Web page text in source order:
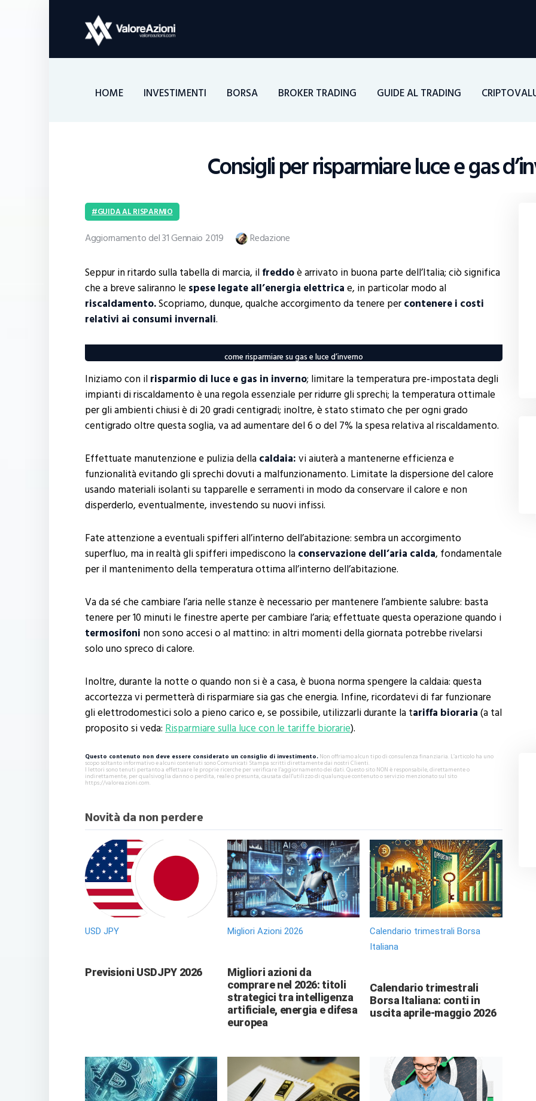
HOME INVESTIMENTI BORSA BROKER TRADING GUIDE AL TRADING
Consigli per risparmiare luce e gas
Investimenti
Borsa
Guide Al Trading
Criptovalute
GUIDA AL RISPARMIO
Aggiornamento del 31 Gennaio 2019 Redazione
Seppur in ritardo sulla tabella di marcia, ilfreddoè arrivato in buona parte dell’Italia; ciò significa
che a breve saliranno le spese legate all’energia elettricae, in particolar modo al
riscaldamento.Scopriamo, dunque, qualche accorgimento da tenere percontenere i costi
relativi ai consumi invernali.
come risparmiare su gas e luce d’inverno
Iniziamo con ilrisparmio di luce e gas in inverno; limitare la temperatura pre-impostata degli
impianti di riscaldamento è una regola essenziale per ridurre gli sprechi; la temperatura ottimale
per gli ambienti chiusi è di 20 gradi centigradi; inoltre, è stato stimato che per ogni grado
centigrado oltre questa soglia, va ad aumentare del 6 o del 7% la spesa relativa al riscaldamento.
Effettuate manutenzione e pulizia dellacaldaia:vi aiuterà a mantenerne efficienza e
funzionalità evitando gli sprechi dovuti a malfunzionamento. Limitate la dispersione del calore
usando materiali isolanti su tapparelle e serramenti in modo da conservare il calore e non
disperderlo, eventualmente, investendo su nuovi infissi.
Fate attenzione a eventuali spifferi all’interno dell’abitazione: sembra un accorgimento
superfluo, ma in realtà gli spifferi impediscono laconservazione dell’aria calda, fondamentale
per il mantenimento della temperatura ottima all’interno dell’abitazione.
Va da sé che cambiare l’aria nelle stanze è necessario per mantenere l’ambiente salubre: basta
tenere per 10 minuti le finestre aperte per cambiare l’aria; effettuate questa operazione quando i
termosifoni non sono accesi o al mattino: in altri momenti della giornata potrebbe rivelarsi
solo uno spreco di calore.
Inoltre, durante la notte o quando non si è a casa, è buona norma spengere la caldaia: questa
accortezza vi permetterà di risparmiare sia gas che energia. Infine, ricordatevi di far funzionare
gli elettrodomestici solo a pieno carico e, se possibile, utilizzarli durante la tariffa bioraria(a tal
proposito si veda:Risparmiare sulla luce con le tariffe biorarie).
Questo contenuto non deve essere considerato un consiglio di investimento.Non offriamo alcun tipo di consulenza finanziaria. L’articolo ha uno
scopo soltanto informativo e alcuni contenuti sono Comunicati Stampa scritti direttamente dai nostri Clienti.
I lettori sono tenuti pertanto a effettuare le proprie ricerche per verificare l’aggiornamento dei dati. Questo sito NON è responsabile, direttamente o
indirettamente, per qualsivoglia danno o perdita, reale o presunta, causata dall'utilizzo di qualunque contenuto o servizio menzionato sul sito
https://valoreazioni.com.
Novità da non perdere
USD JPY
Previsioni USDJPY 2026
Migliori Azioni 2026
Migliori azioni da
comprare nel 2026: titoli
strategici tra intelligenza
artificiale, energia e difesa
europea
Calendario trimestrali Borsa
Italiana
Calendario trimestrali
Borsa Italiana: conti in
uscita aprile-maggio 2026